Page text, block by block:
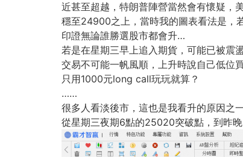
近甚至超越，特朗普陣營當然會有懷疑，
穩至24900之上，當時我的圖表看法是
印證無論誰勝選股市都會升…
若是在星期三早上追入期貨，可能已被震
交易不可能一帆風順，上升時說自己低位
只用1000元long call玩玩就算？
……
很多人看淡後市，這也是我看升的原因之一
從星期三夜期6點的25020突破點，到昨